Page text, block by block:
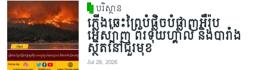
បរិស្ថាន
ភ្លើងឆេះព្រៃបំផ្លិចបំផ្លាញអឺរ៉ុប
អេស្ប៉ាញ ព័រទុយហ្គាល់ និងបារាំង
ស្ថិតនៅជួរមុខ
Jul 28, 2026